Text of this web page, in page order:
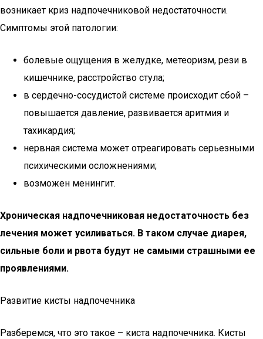
возникает криз надпочечниковой недостаточности.
Симптомы этой патологии:
болевые ощущения в желудке, метеоризм, рези в
кишечнике, расстройство стула;
в сердечно-сосудистой системе происходит сбой –
повышается давление, развивается аритмия и
тахикардия;
нервная система может отреагировать серьезными
психическими осложнениями;
возможен менингит.
Хроническая надпочечниковая недостаточность без
лечения может усиливаться. В таком случае диарея,
сильные боли и рвота будут не самыми страшными ее
проявлениями.
Развитие кисты надпочечника
Разберемся, что это такое – киста надпочечника. Кисты